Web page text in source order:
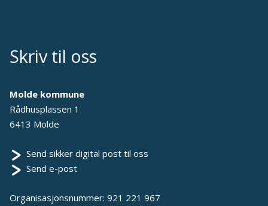
Skriv til oss
Molde kommune
Rådhusplassen 1
6413 Molde
Send sikker digital post til oss
Send e-post
Organisasjonsnummer: 921 221 967